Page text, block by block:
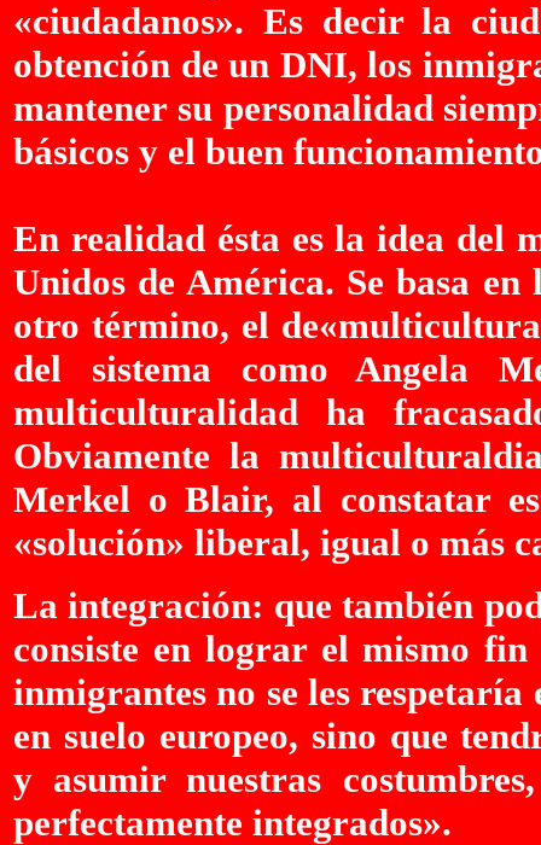
«ciudadanos». Es decir la
obtención de un DNI, los
mantener su personalidad
básicos y el buen
En realidad ésta es la idea del
Unidos de América. Se basa
otro término, el
del sistema como Angela
multiculturalidad ha
Obviamente la
Merkel o Blair, al constatar
«solución» liberal, igual o más
La integración: que también
consiste en lograr el mismo
inmigrantes no se les respetaría
en suelo europeo, sino que
y asumir nuestras
perfectamente integrados».